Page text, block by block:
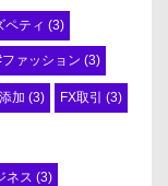
ペティ (3)
ファッション (3)
加 (3) FX取引 (3)
ネス (3)